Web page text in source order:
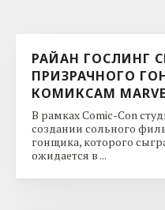
РАЙАН ГОСЛИНГ
ПРИЗРАЧНОГО
КОМИКСАМ
В рамках Comic-Con
создании сольного
гонщика, которого
ожидается в ...